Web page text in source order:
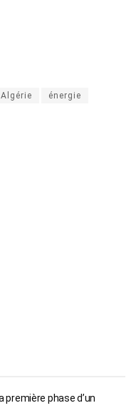
Algérie énergie
première phase d’un